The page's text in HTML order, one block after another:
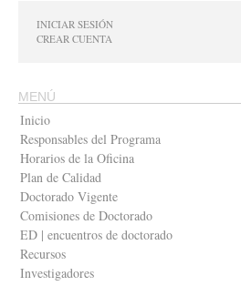
INICIAR SESIÓN
CREAR CUENTA
MENÚ
Inicio
Responsables del Programa
Horarios de la Oficina
Plan de Calidad
Doctorado Vigente
Comisiones de Doctorado
ED | encuentros de doctorado
Recursos
Investigadores